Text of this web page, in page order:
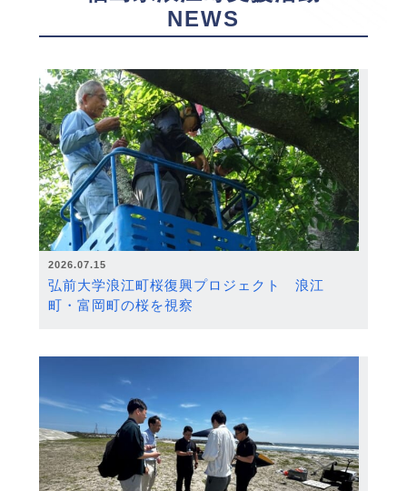
NEWS
2026.07.15
弘前大学浪江町桜復興プロジェクト 浪江
町・富岡町の桜を視察